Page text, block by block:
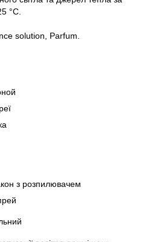
°C.
solution, Parfum.
з розпилювачем